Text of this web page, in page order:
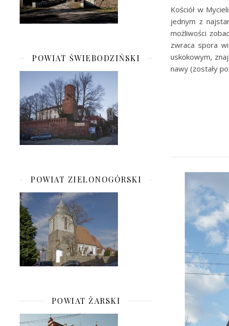
POWIAT ŚWIEBODZIŃSKI
POWIAT ZIELONOGÓRSKI
POWIAT ŻARSKI
Kościół w
jednym z
możliwości
zwraca spora
uskokowym,
nawy (zostały